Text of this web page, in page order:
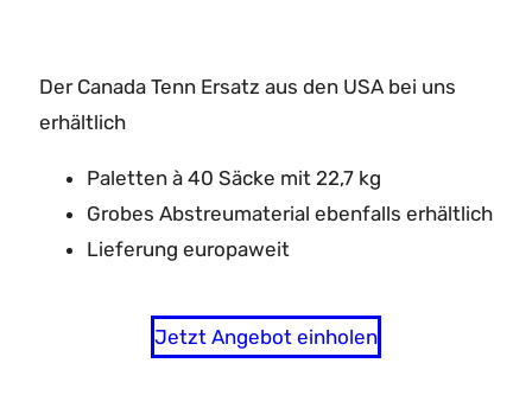
Der Canada Tenn Ersatz aus den USA bei uns
erhältlich
Paletten à 40 Säcke mit 22,7 kg
Grobes Abstreumaterial ebenfalls erhältlich
Lieferung europaweit
Jetzt Angebot einholen